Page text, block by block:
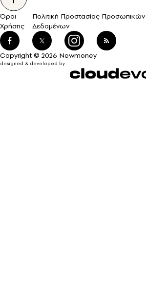
Όροι
Χρήσης
Πολιτική Προστασίας Προσωπικών
Δεδομένων
Copyright © 2026 Newmoney
designed & developed by